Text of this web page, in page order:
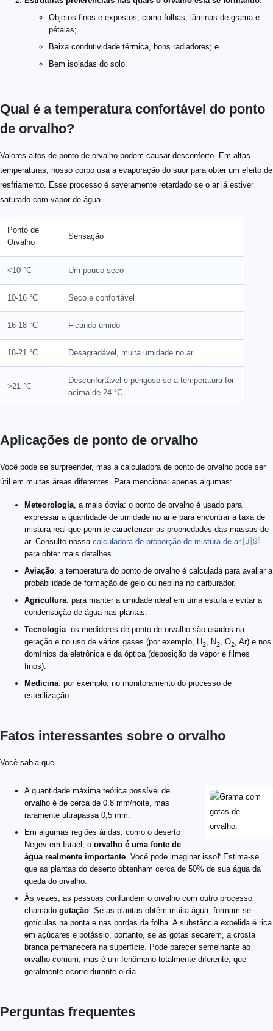
Objetos finos e expostos, como folhas, lâminas de grama e
pétalas;
Baixa condutividade térmica, bons radiadores; e
Bem isoladas do solo.
Qual é a temperatura confortável do ponto
de orvalho?
Valores altos de ponto de orvalho podem causar desconforto. Em altas
temperaturas, nosso corpo usa a evaporação do suor para obter um efeito de
resfriamento. Esse processo é severamente retardado se o ar já estiver
saturado com vapor de água.
Ponto de
Orvalho
Sensação
<10 °C Um pouco seco
10-16 °C Seco e confortável
16-18 °C Ficando úmido
18-21 °C Desagradável, muita umidade no ar
>21 °C
Desconfortável e perigoso se a temperatura for
acima de 24 °C
Aplicações de ponto de orvalho
Você pode se surpreender, mas a calculadora de ponto de orvalho pode ser
útil em muitas áreas diferentes. Para mencionar apenas algumas:
Meteorologia , a mais óbvia: o ponto de orvalho é usado para
expressar a quantidade de umidade no ar e para encontrar a taxa de
mistura real que permite caracterizar as propriedades das massas de
ar. Consulte nossa calculadora de proporção de mistura de ar 🇺🇸
para obter mais detalhes.
Aviação: a temperatura do ponto de orvalho é calculada para avaliar a
probabilidade de formação de gelo ou neblina no carburador.
Agricultura: para manter a umidade ideal em uma estufa e evitar a
condensação de água nas plantas.
Tecnologia: os medidores de ponto de orvalho são usados na
geração e no uso de vários gases (por exemplo, H2 , N2 , O2 , Ar) e nos
domínios da eletrônica e da óptica (deposição de vapor e filmes
finos).
Medicina: por exemplo, no monitoramento do processo de
esterilização.
Fatos interessantes sobre o orvalho
Você sabia que...
A quantidade máxima teórica possível de
orvalho é de cerca de 0,8 mm/noite, mas
raramente ultrapassa 0,5 mm.
Em algumas regiões áridas, como o deserto
Negev em Israel, o orvalho é uma fonte de
água realmente importante . Você pode imaginar isso‽ Estima-se
que as plantas do deserto obtenham cerca de 50% de sua água da
queda do orvalho.
Às vezes, as pessoas confundem o orvalho com outro processo
chamado gutação . Se as plantas obtêm muita água, formam-se
gotículas na ponta e nas bordas da folha. A substância expelida é rica
em açúcares e potássio, portanto, se as gotas secarem, a crosta
branca permanecerá na superfície. Pode parecer semelhante ao
orvalho comum, mas é um fenômeno totalmente diferente, que
geralmente ocorre durante o dia.
Perguntas frequentes